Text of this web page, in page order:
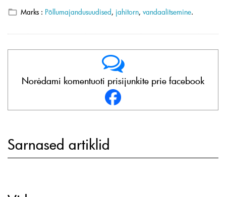
Marks : Põllumajandusuudised, jahitorn, vandaalitsemine.
Norėdami komentuoti prisijunkite prie facebook
Sarnased artiklid